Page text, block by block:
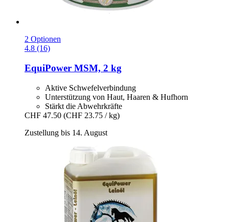
2 Optionen
4.8 (16)
EquiPower MSM, 2 kg
Aktive Schwefelverbindung
Unterstützung von Haut, Haaren & Hufhorn
Stärkt die Abwehrkräfte
CHF 47.50 (CHF 23.75 / kg)
Zustellung bis 14. August